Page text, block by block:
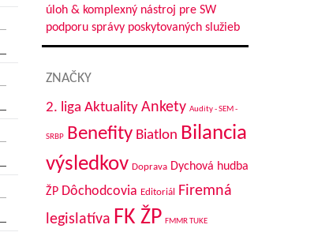
úloh & komplexný nástroj pre SW
podporu správy poskytovaných služieb
ZNAČKY
2. liga Aktuality Ankety Audity - SEM -
SRBP Benefity Biatlon Bilancia
výsledkov Doprava Dychová hudba
ŽP Dôchodcovia Editoriál
Firemná
legislatíva FK ŽP FMMR TUKE